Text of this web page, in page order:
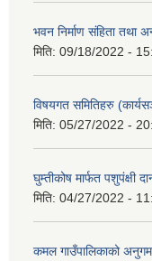
भवन निर्माण संहिता तथा
मिति: 09/18/2022 -
विषयगत समितिहरु
मिति: 05/27/2022 -
घुम्तीकोष मार्फत पशुपंक्षी
मिति: 04/27/2022 -
कमल गाउँपालिकाको